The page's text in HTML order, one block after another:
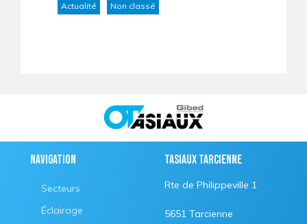
Actualité Non classé
Navigation
Secteurs
Éclairage
Tasiaux Tarcienne
Rte de Philippeville 1
5651 Tarcienne